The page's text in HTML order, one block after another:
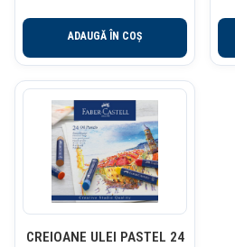
ADAUGĂ ÎN COȘ
CREIOANE ULEI PASTEL 24